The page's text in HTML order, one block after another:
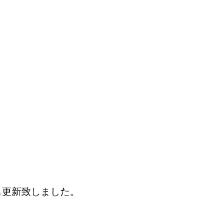
新致しました。